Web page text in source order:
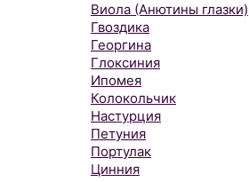
Виола (Анютины глазки)
Гвоздика
Георгина
Глоксиния
Ипомея
Колокольчик
Настурция
Петуния
Портулак
Цинния